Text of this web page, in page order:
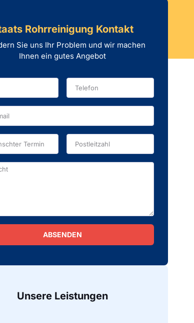
Rohrreinigung Kontakt
Sie uns Ihr Problem und wir machen
Ihnen ein gutes Angebot
ABSENDEN
Unsere Leistungen